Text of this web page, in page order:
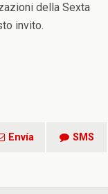
della Sexta
invito.
Envía SMS